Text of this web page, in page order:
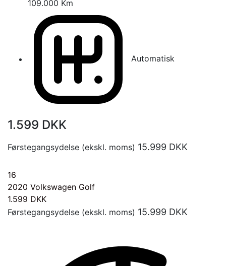
109.000 Km
Automatisk
1.599 DKK
Førstegangsydelse (ekskl. moms) 15.999 DKK
16
2020 Volkswagen Golf
1.599 DKK
Førstegangsydelse (ekskl. moms) 15.999 DKK